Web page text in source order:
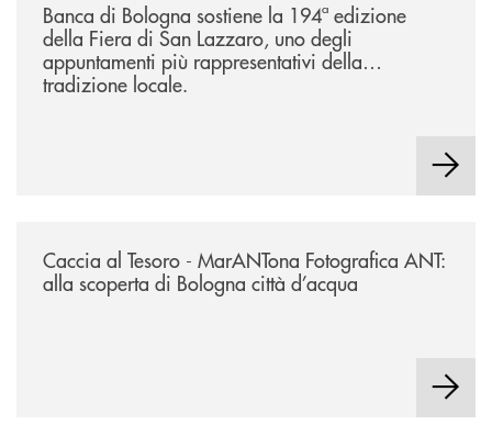
Banca di Bologna sostiene la 194ª edizione
della Fiera di San Lazzaro, uno degli
appuntamenti più rappresentativi della
tradizione locale.
Caccia al Tesoro - MarANTona Fotografica ANT:
alla scoperta di Bologna città d’acqua